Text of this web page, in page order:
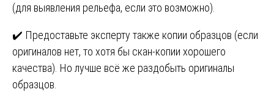
(для выявления рельефа, если это возможно).
✔️ Предоставьте эксперту также копии образцов (если
оригиналов нет, то хотя бы скан-копии хорошего
качества). Но лучше всё же раздобыть оригиналы
образцов.